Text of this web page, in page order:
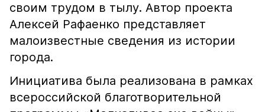
своим трудом в тылу. Автор проекта
Алексей Рафаенко представляет
малоизвестные сведения из истории
города.
Инициатива была реализована в рамках
всероссийской благотворительной